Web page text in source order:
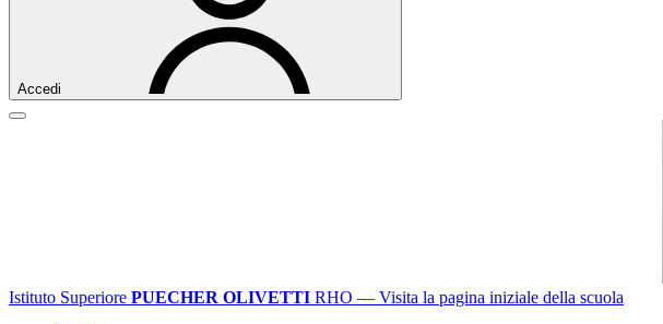
Accedi
Istituto Superiore PUECHER OLIVETTI RHO — Visita la pagina iniziale della scuola